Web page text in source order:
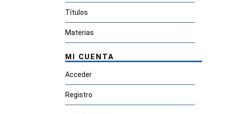
Títulos
Materias
MI CUENTA
Acceder
Registro